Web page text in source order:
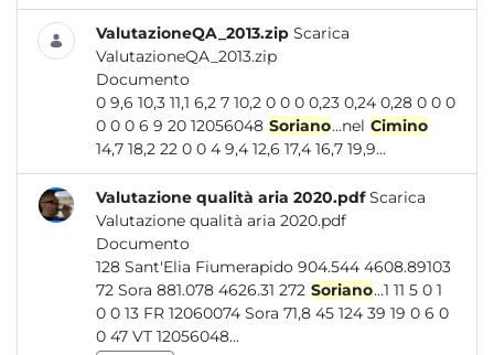
ValutazioneQA_2013.zip Scarica
ValutazioneQA_2013.zip
Documento
0 9,6 10,3 11,1 6,2 7 10,2 0 0 0 0,23 0,24 0,28 0 0 0
0 0 0 6 9 20 12056048 Soriano...nel Cimino
14,7 18,2 22 0 0 4 9,4 12,6 17,4 16,7 19,9...
Valutazione qualità aria 2020.pdf Scarica
Valutazione qualità aria 2020.pdf
Documento
128 Sant'Elia Fiumerapido 904.544 4608.89103
72 Sora 881.078 4626.31 272 Soriano...1 11 5 0 1
0 0 13 FR 12060074 Sora 71,8 45 124 39 19 0 6 0
0 47 VT 12056048...